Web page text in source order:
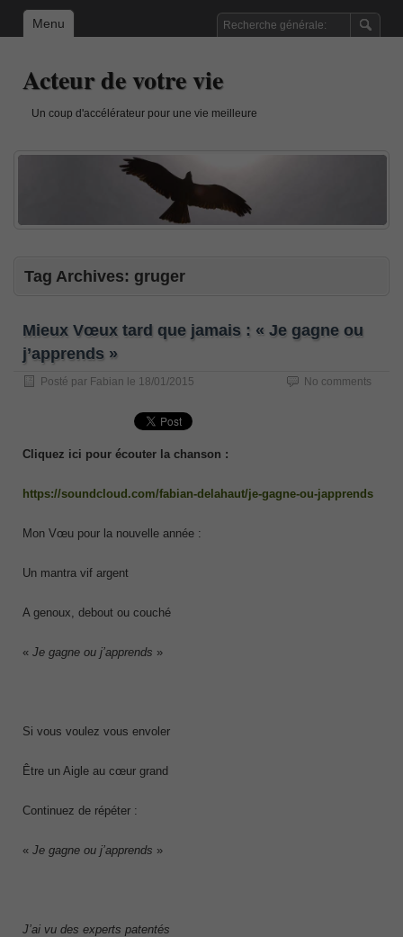
Menu
Acteur de votre vie
Un coup d'accélérateur pour une vie meilleure
Tag Archives: gruger
Mieux Vœux tard que jamais : « Je gagne ou
j’apprends »
Posté par Fabian le 18/01/2015 No comments
Cliquez ici pour écouter la chanson :
https://soundcloud.com/fabian-delahaut/je-gagne-ou-japprends
Mon Vœu pour la nouvelle année :
Un mantra vif argent
A genoux, debout ou couché
« Je gagne ou j’apprends »
Si vous voulez vous envoler
Être un Aigle au cœur grand
Continuez de répéter :
« Je gagne ou j’apprends »
J’ai vu des experts patentés